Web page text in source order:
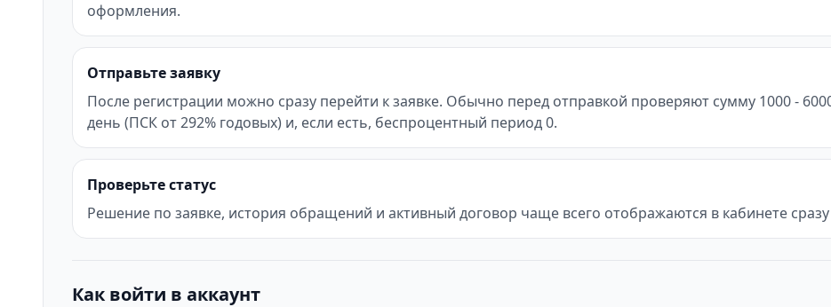
оформления.
Отправьте заявку
После регистрации можно сразу перейти к заявке. Обычно перед отправкой проверяют сумму 1000 -
день (ПСК от 292% годовых) и, если есть, беспроцентный период 0.
Проверьте статус
Решение по заявке, история обращений и активный договор чаще всего отображаются в кабинете
Как войти в аккаунт